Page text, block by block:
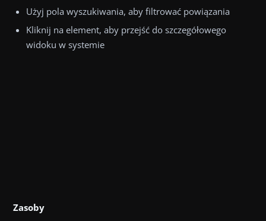
Użyj pola wyszukiwania, aby filtrować powiązania
Kliknij na element, aby przejść do szczegółowego
widoku w systemie
Zasoby